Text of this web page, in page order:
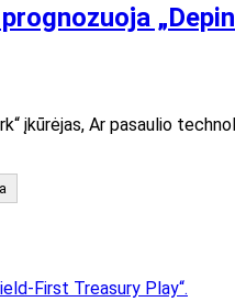
įkūrėjas, Ar pasaulio
First Treasury Play“.